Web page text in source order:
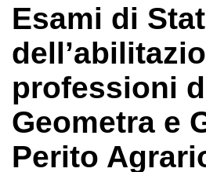
Esami di
professioni
Geometra e
Perito